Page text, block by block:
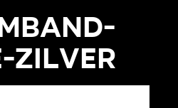
zilver